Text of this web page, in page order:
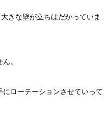
きな壁が立ちはだかっていま
。
ローテーションさせていって